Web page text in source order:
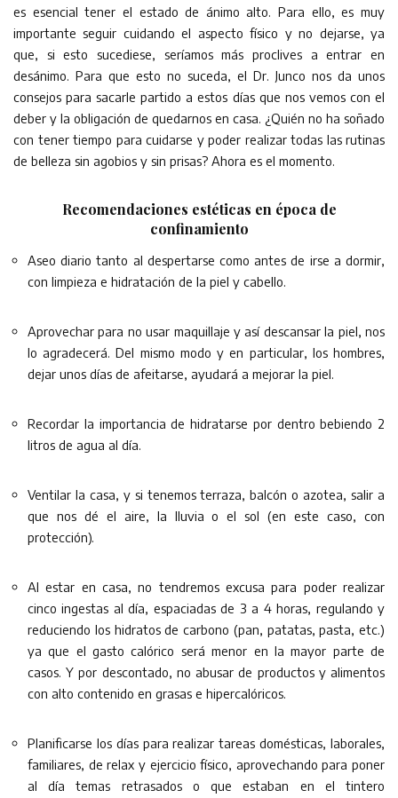
es esencial tener el estado de ánimo alto. Para ello, es muy
importante seguir cuidando el aspecto físico y no dejarse, ya
que, si esto sucediese, seríamos más proclives a entrar en
desánimo. Para que esto no suceda, el Dr. Junco nos da unos
consejos para sacarle partido a estos días que nos vemos con el
deber y la obligación de quedarnos en casa. ¿Quién no ha soñado
con tener tiempo para cuidarse y poder realizar todas las rutinas
de belleza sin agobios y sin prisas? Ahora es el momento.
Recomendaciones estéticas en época de
confinamiento
Aseo diario tanto al despertarse como antes de irse a dormir,
con limpieza e hidratación de la piel y cabello.
Aprovechar para no usar maquillaje y así descansar la piel, nos
lo agradecerá. Del mismo modo y en particular, los hombres,
dejar unos días de afeitarse, ayudará a mejorar la piel.
Recordar la importancia de hidratarse por dentro bebiendo 2
litros de agua al día.
Ventilar la casa, y si tenemos terraza, balcón o azotea, salir a
que nos dé el aire, la lluvia o el sol (en este caso, con
protección).
Al estar en casa, no tendremos excusa para poder realizar
cinco ingestas al día, espaciadas de 3 a 4 horas, regulando y
reduciendo los hidratos de carbono (pan, patatas, pasta, etc.)
ya que el gasto calórico será menor en la mayor parte de
casos. Y por descontado, no abusar de productos y alimentos
con alto contenido en grasas e hipercalóricos.
Planificarse los días para realizar tareas domésticas, laborales,
familiares, de relax y ejercicio físico, aprovechando para poner
al día temas retrasados o que estaban en el tintero